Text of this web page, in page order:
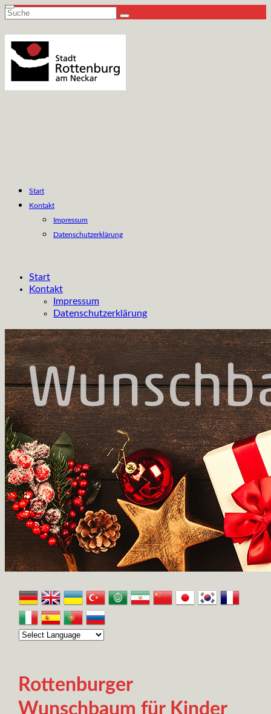
Suche
Start
Kontakt
Impressum
Datenschutzerklärung
Start
Kontakt
Impressum
Datenschutzerklärung
Rottenburger
Wunschbaum für Kinder